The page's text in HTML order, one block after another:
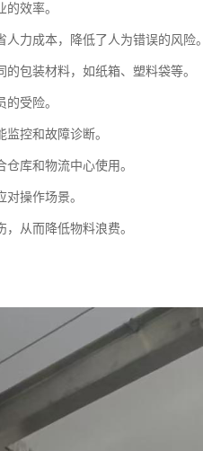
效率。
力成本，降低了人为错误的风险。
包装材料，如纸箱、塑料袋等。
受险。
控和故障诊断。
库和物流中心使用。
操作场景。
从而降低物料浪费。